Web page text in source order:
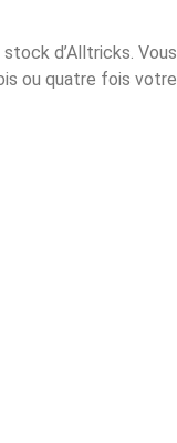
d’Alltricks. Vous
ou quatre fois votre